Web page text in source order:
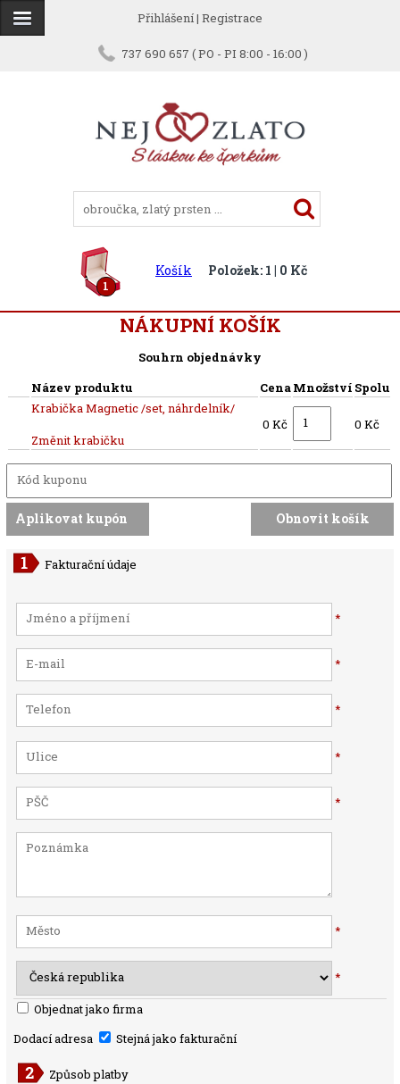
Přihlášení| Registrace
737 690 657 ( PO - PI 8:00 - 16:00 )
1
Košík Položek: 1 | 0 Kč
NÁKUPNÍ KOŠÍK
Souhrn objednávky
Název produktu
CenaMnožství Spolu
Krabička Magnetic /set, náhrdelník/
Změnit krabičku
0 Kč 0 Kč
Fakturační údaje
*
*
*
*
*
*
*
Objednat jako firma
Dodací adresa
Stejná jako fakturační
Způsob platby